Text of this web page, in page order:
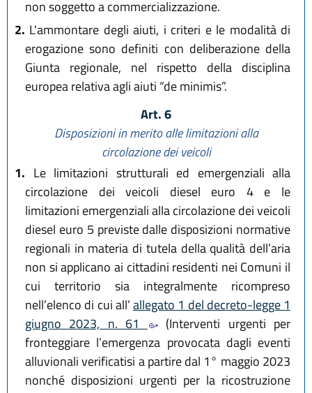
non soggetto a commercializzazione.
2. L'ammontare degli aiuti, i criteri e le modalità di
erogazione sono definiti con deliberazione della
Giunta regionale, nel rispetto della disciplina
europea relativa agli aiuti “de minimis”.
Art. 6
Disposizioni in merito alle limitazioni alla
circolazione dei veicoli
1. Le limitazioni strutturali ed emergenziali alla
circolazione dei veicoli diesel euro 4 e le
limitazioni emergenziali alla circolazione dei veicoli
diesel euro 5 previste dalle disposizioni normative
regionali in materia di tutela della qualità dell’aria
non si applicano ai cittadini residenti nei Comuni il
cui territorio sia integralmente ricompreso
nell’elenco di cui all’allegato 1 del decreto-legge 1
giugno 2023, n. 61
(Interventi urgenti per
fronteggiare l’emergenza provocata dagli eventi
alluvionali verificatisi a partire dal 1° maggio 2023
nonché disposizioni urgenti per la ricostruzione